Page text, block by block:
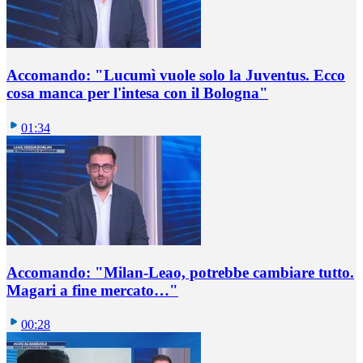
Accomando: "Lucumì vuole solo la Juventus. Ecco
cosa manca per l'intesa con il Bologna"
01:34
Accomando: "Milan-Leao, potrebbe cambiare tutto.
Magari a fine mercato…"
00:28